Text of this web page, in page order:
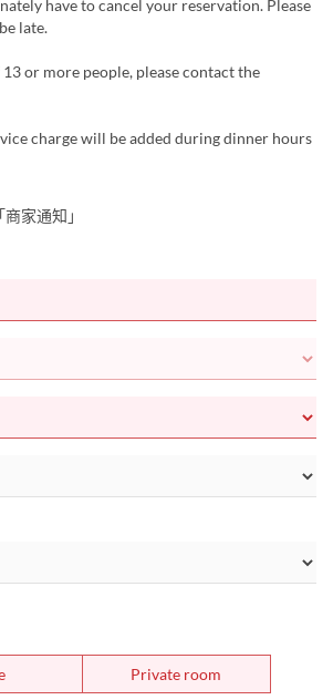
have to cancel your reservation. Please
late.
or more people, please contact the
charge will be added during dinner hours
家通知」
Private room